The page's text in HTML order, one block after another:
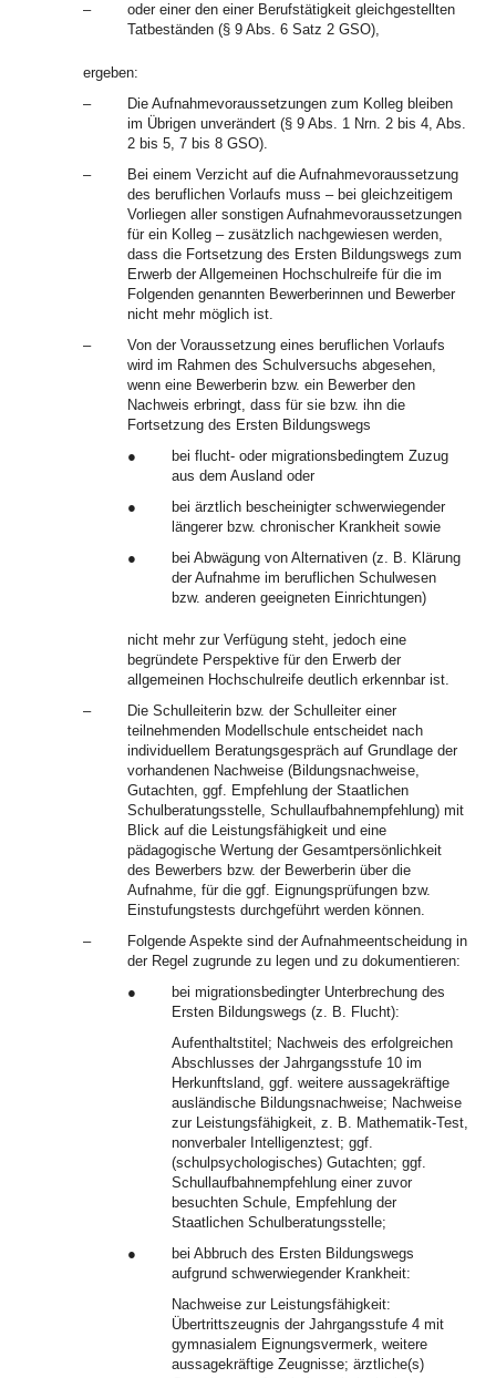
–
oder einer den einer Berufstätigkeit gleichgestellten
Tatbeständen (§ 9 Abs. 6 Satz 2 GSO),
ergeben:
–
Die Aufnahmevoraussetzungen zum Kolleg bleiben
im Übrigen unverändert (§ 9 Abs. 1 Nrn. 2 bis 4, Abs.
2 bis 5, 7 bis 8 GSO).
–
Bei einem Verzicht auf die Aufnahmevoraussetzung
des beruflichen Vorlaufs muss – bei gleichzeitigem
Vorliegen aller sonstigen Aufnahmevoraussetzungen
für ein Kolleg – zusätzlich nachgewiesen werden,
dass die Fortsetzung des Ersten Bildungswegs zum
Erwerb der Allgemeinen Hochschulreife für die im
Folgenden genannten Bewerberinnen und Bewerber
nicht mehr möglich ist.
–
Von der Voraussetzung eines beruflichen Vorlaufs
wird im Rahmen des Schulversuchs abgesehen,
wenn eine Bewerberin bzw. ein Bewerber den
Nachweis erbringt, dass für sie bzw. ihn die
Fortsetzung des Ersten Bildungswegs
●
bei flucht- oder migrationsbedingtem Zuzug
aus dem Ausland oder
●
bei ärztlich bescheinigter schwerwiegender
längerer bzw. chronischer Krankheit sowie
●
bei Abwägung von Alternativen (z. B. Klärung
der Aufnahme im beruflichen Schulwesen
bzw. anderen geeigneten Einrichtungen)
nicht mehr zur Verfügung steht, jedoch eine
begründete Perspektive für den Erwerb der
allgemeinen Hochschulreife deutlich erkennbar ist.
–
Die Schulleiterin bzw. der Schulleiter einer
teilnehmenden Modellschule entscheidet nach
individuellem Beratungsgespräch auf Grundlage der
vorhandenen Nachweise (Bildungsnachweise,
Gutachten, ggf. Empfehlung der Staatlichen
Schulberatungsstelle, Schullaufbahnempfehlung) mit
Blick auf die Leistungsfähigkeit und eine
pädagogische Wertung der Gesamtpersönlichkeit
des Bewerbers bzw. der Bewerberin über die
Aufnahme, für die ggf. Eignungsprüfungen bzw.
Einstufungstests durchgeführt werden können.
–
Folgende Aspekte sind der Aufnahmeentscheidung in
der Regel zugrunde zu legen und zu dokumentieren:
●
bei migrationsbedingter Unterbrechung des
Ersten Bildungswegs (z. B. Flucht):
Aufenthaltstitel; Nachweis des erfolgreichen
Abschlusses der Jahrgangsstufe 10 im
Herkunftsland, ggf. weitere aussagekräftige
ausländische Bildungsnachweise; Nachweise
zur Leistungsfähigkeit, z. B. Mathematik-Test,
nonverbaler Intelligenztest; ggf.
(schulpsychologisches) Gutachten; ggf.
Schullaufbahnempfehlung einer zuvor
besuchten Schule, Empfehlung der
Staatlichen Schulberatungsstelle;
●
bei Abbruch des Ersten Bildungswegs
aufgrund schwerwiegender Krankheit:
Nachweise zur Leistungsfähigkeit:
Übertrittszeugnis der Jahrgangsstufe 4 mit
gymnasialem Eignungsvermerk, weitere
aussagekräftige Zeugnisse; ärztliche(s)